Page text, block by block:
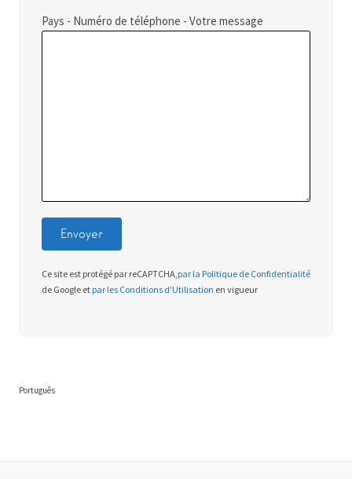
Pays - Numéro de téléphone - Votre message
Ce site est protégé par reCAPTCHA, par la Politique de Confidentialité
de Google et par les Conditions d'Utilisation en vigueur
Português